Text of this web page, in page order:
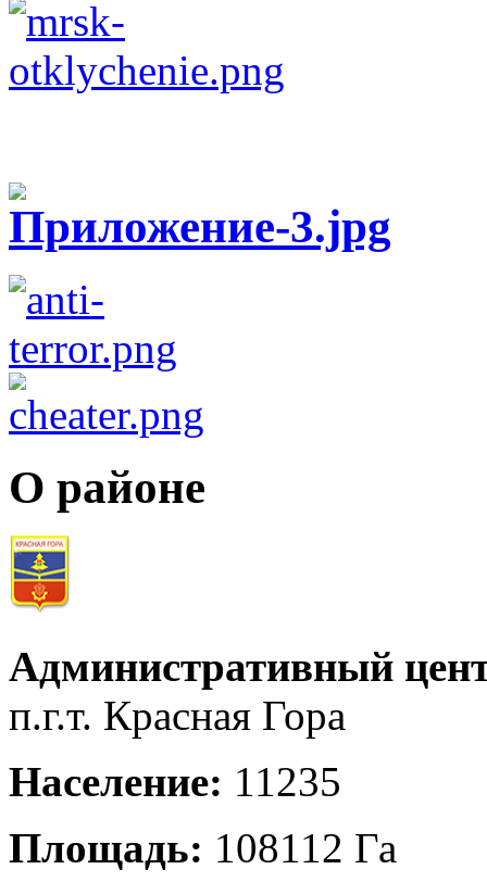
О районе
Административный
п.г.т. Красная Гора
Население: 11235
Площадь: 108112 Га